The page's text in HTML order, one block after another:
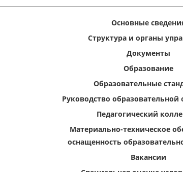
Основные
Структура и органы
Документы
Образование
Образовательные
Руководство образовательной
Педагогический
Материально-техническое
оснащенность
Вакансии